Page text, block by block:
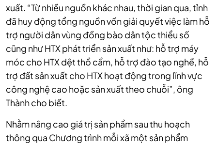
xuất. “Từ nhiều nguồn khác nhau, thời gian qua, tỉnh
đã huy động tổng nguồn vốn giải quyết việc làm hỗ
trợ người dân vùng đồng bào dân tộc thiểu số
cũng như HTX phát triển sản xuất như: hỗ trợ máy
móc cho HTX dệt thổ cẩm, hỗ trợ đào tạo nghề, hỗ
trợ đất sản xuất cho HTX hoạt động trong lĩnh vực
công nghệ cao hoặc sản xuất theo chuỗi”, ông
Thành cho biết.
Nhằm nâng cao giá trị sản phẩm sau thu hoạch
thông qua Chương trình mỗi xã một sản phẩm